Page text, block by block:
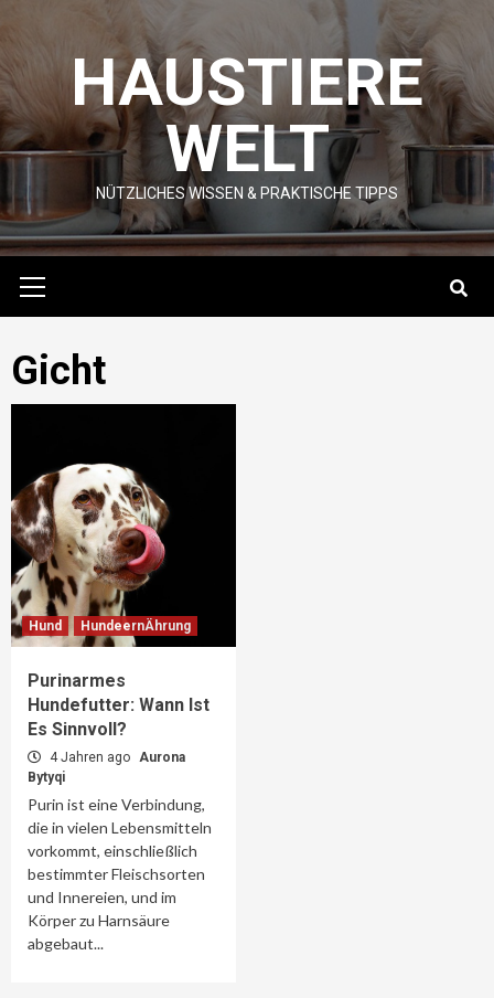
content HAUSTIERE
WELT
NÜTZLICHES WISSEN & PRAKTISCHE TIPPS
Menu
Gicht
Hund HundeernÄhrung
Purinarmes
Hundefutter: Wann Ist
Es Sinnvoll?
4 Jahren ago Aurona
Bytyqi
Purin ist eine Verbindung,
die in vielen Lebensmitteln
vorkommt, einschließlich
bestimmter Fleischsorten
und Innereien, und im
Körper zu Harnsäure
abgebaut...